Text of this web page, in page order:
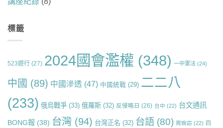
標籤
523遊行 (27) 2024國會濫權 (348) 一中憲法 (24)
中國 (89) 中國滲透 (47) 中國統戰 (29) 二二八
(233) 俄烏戰爭 (33) 俄羅斯 (32) 反侵略日 (26) 台中 (22) 台文通訊
BONG報 (38) 台灣 (94) 台灣正名 (32) 台語 (80) 周婉窈 (22) 四